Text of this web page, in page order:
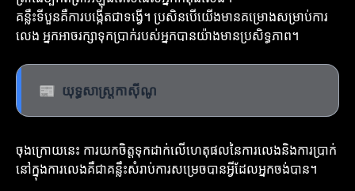
គន្លឹះទីបួនគឺការបង្កើតជាទង្វើ។ ប្រសិនបើយើងមានគម្រោងសម្រាប់ការ
លេង អ្នកអាចរក្សាទុកប្រាក់របស់អ្នកបានយ៉ាងមានប្រសិទ្ធភាព។
📰 យុទ្ធសាស្ត្រកាស៊ីណូ
ចុងក្រោយនេះ ការយកចិត្តទុកដាក់លើហេតុផលនៃការលេងនិងការប្រាក់
នៅក្នុងការលេងគឺជាគន្លឹះសំរាប់ការសម្រេចបានអ្វីដែលអ្នកចង់បាន។